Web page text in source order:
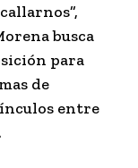
busca
para
de
entre